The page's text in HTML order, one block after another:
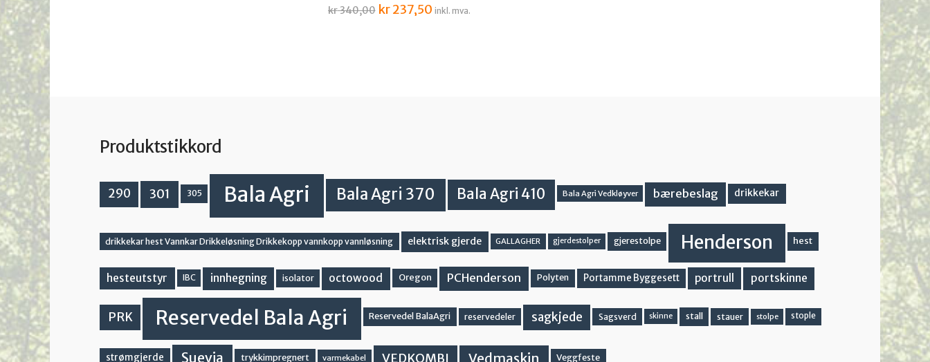
kr340,00 Opprinnelig
pris
kr237,50Nåværende
pris
inkl. mva.
Produktstikkord
290 301 305 Bala Agri Bala Agri 370 Bala Agri 410 Bala Agri Vedkløyver bærebeslag drikkekar
drikkekar hest Vannkar Drikkeløsning Drikkekopp vannkopp vannløsning elektrisk gjerde GALLAGHER gjerdestolper gjerestolpe Henderson hest
hesteutstyr IBC innhegning isolator octowood Oregon PCHenderson Polyten Portamme Byggesett portrull portskinne
PRK Reservedel Bala Agri Reservedel BalaAgri reservedeler sagkjede Sagsverd skinne stall stauer stolpe stople
strømgjerde Suevia trykkimpregnert varmekabel VEDKOMBI Vedmaskin Veggfeste